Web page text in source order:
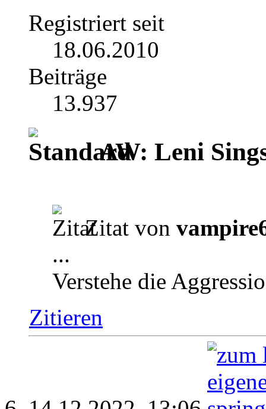
Registriert seit
18.06.2010
Beiträge
13.937
AW: Leni
Zitat von
...
Verstehe die
Zitieren